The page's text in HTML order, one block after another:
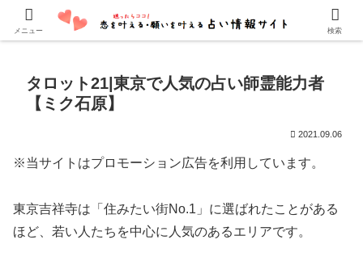
口コミでよく当たると評判の占い師・霊能者を紹介しています。
タロット21|東京で人気の占い師霊能力者
【ミク石原】
2021.09.06
※当サイトはプロモーション広告を利用しています。
東京吉祥寺は「住みたい街No.1」に選ばれたことがある
ほど、若い人たちを中心に人気のあるエリアです。
メニュー 検索